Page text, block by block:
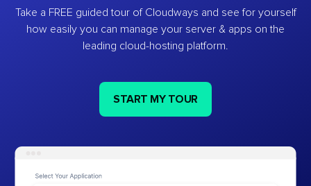
Take a FREE guided tour of Cloudways and see for yourself
how easily you can manage your server & apps on the
leading cloud-hosting platform.
START MY TOUR